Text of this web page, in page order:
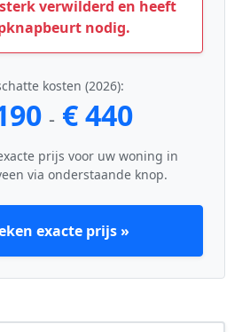
verwilderd en heeft
nodig.
kosten (2026):
- € 440
prijs voor uw woning in
via onderstaande knop.
exacte prijs »